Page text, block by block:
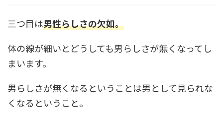
三つ目は男性らしさの欠如。
体の線が細いとどうしても男らしさが無くなってし
まいます。
男らしさが無くなるということは男として見られな
くなるということ。